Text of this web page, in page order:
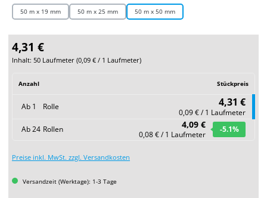
50 m x 19 mm 50 m x 25 mm 50 m x 50 mm
4,31 €
Inhalt: 50 Laufmeter (0,09 € / 1 Laufmeter)
Anzahl Stückpreis
Ab 1 Rolle 4,31 €
0,09 € / 1 Laufmeter
Ab24 Rollen 4,09 €
0,08 € / 1 Laufmeter
-5.1%
Preise inkl. MwSt. zzgl. Versandkosten
Versandzeit (Werktage): 1-3 Tage